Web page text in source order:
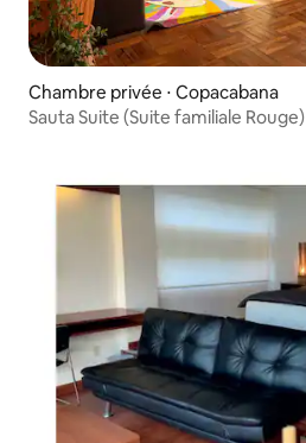
Chambre privée ⋅ Copacabana
Sauta Suite (Suite familiale Rouge)